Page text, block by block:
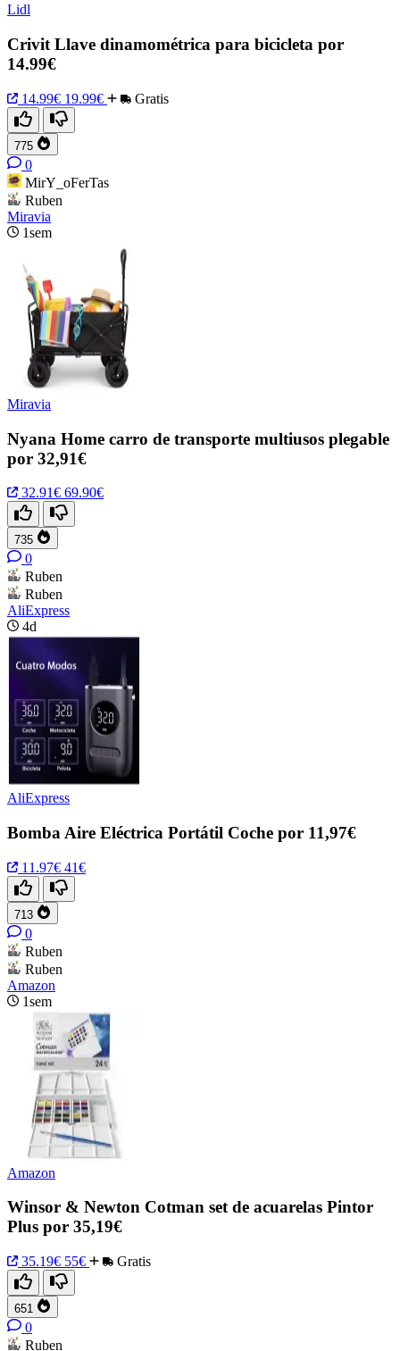
Lidl
Crivit Llave dinamométrica para bicicleta por
14.99€
14.99€ 19.99€ Gratis
775
0
MirY_oFerTas
Ruben
Miravia
1sem
Miravia
Nyana Home carro de transporte multiusos plegable
por 32,91€
32.91€ 69.90€
735
0
Ruben
Ruben
AliExpress
4d
AliExpress
Bomba Aire Eléctrica Portátil Coche por 11,97€
11.97€ 41€
713
0
Ruben
Ruben
Amazon
1sem
Amazon
Winsor & Newton Cotman set de acuarelas Pintor
Plus por 35,19€
35.19€ 55€ Gratis
651
0
Ruben